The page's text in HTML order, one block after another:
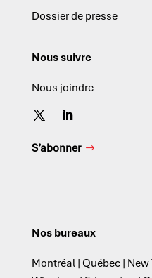
Dossier de presse
Nous suivre
Nous joindre
S’abonner
Nos bureaux
Montréal | Québec | New